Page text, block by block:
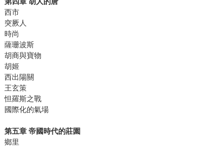
西市
突厥人
時尚
薩珊波斯
胡商與寶物
胡姬
西出陽關
王玄策
怛羅斯之戰
國際化的氣場
第五章 帝國時代的莊園
鄉里